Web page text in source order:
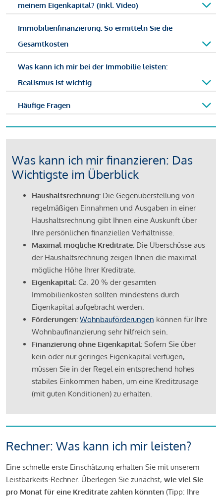
meinem Eigenkapital? (inkl. Video)
Immobilienfinanzierung: So ermitteln Sie die
Gesamtkosten
Was kann ich mir bei der Immobilie leisten:
Realismus ist wichtig
Häufige Fragen
Was kann ich mir finanzieren: Das
Wichtigste im Überblick
Haushaltsrechnung: Die Gegenüberstellung von
regelmäßigen Einnahmen und Ausgaben in einer
Haushaltsrechnung gibt Ihnen eine Auskunft über
Ihre persönlichen finanziellen Verhältnisse.
Maximal mögliche Kreditrate: Die Überschüsse aus
der Haushaltsrechnung zeigen Ihnen die maximal
mögliche Höhe Ihrer Kreditrate.
Eigenkapital: Ca. 20 % der gesamten
Immobilienkosten sollten mindestens durch
Eigenkapital aufgebracht werden.
Förderungen: Wohnbauförderungen können für Ihre
Wohnbaufinanzierung sehr hilfreich sein.
Finanzierung ohne Eigenkapital: Sofern Sie über
kein oder nur geringes Eigenkapital verfügen,
müssen Sie in der Regel ein entsprechend hohes
stabiles Einkommen haben, um eine Kreditzusage
(mit guten Konditionen) zu erhalten.
Rechner: Was kann ich mir leisten?
Eine schnelle erste Einschätzung erhalten Sie mit unserem
Leistbarkeits-Rechner. Überlegen Sie zunächst, wie viel Sie
pro Monat für eine Kreditrate zahlen könnten (Tipp: Ihre